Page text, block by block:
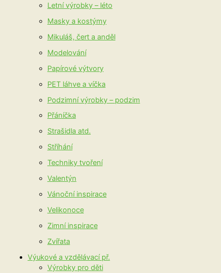
Letní výrobky – léto
Masky a kostýmy
Mikuláš, čert a anděl
Modelování
Papírové výtvory
PET láhve a víčka
Podzimní výrobky – podzim
Přáníčka
Strašidla atd.
Stříhání
Techniky tvoření
Valentýn
Vánoční inspirace
Velikonoce
Zimní inspirace
Zvířata
Výukové a vzdělávací př.
Výrobky pro děti